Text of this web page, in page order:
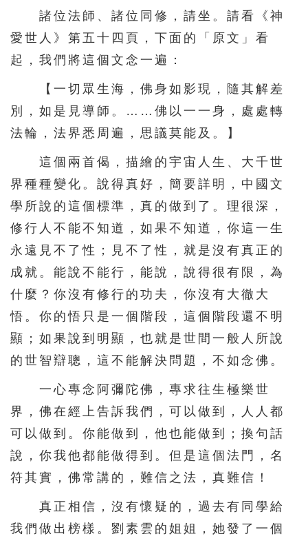
諸位法師、諸位同修，請坐。請看《神
愛世人》第五十四頁，下面的「原文」看
起，我們將這個文念一遍：
【一切眾生海，佛身如影現，隨其解差
別，如是見導師。……佛以一一身，處處轉
法輪，法界悉周遍，思議莫能及。】
這個兩首偈，描繪的宇宙人生、大千世
界種種變化。說得真好，簡要詳明，中國文
學所說的這個標準，真的做到了。理很深，
修行人不能不知道，如果不知道，你這一生
永遠見不了性；見不了性，就是沒有真正的
成就。能說不能行，能說，說得很有限，為
什麼？你沒有修行的功夫，你沒有大徹大
悟。你的悟只是一個階段，這個階段還不明
顯；如果說到明顯，也就是世間一般人所說
的世智辯聰，這不能解決問題，不如念佛。
一心專念阿彌陀佛，專求往生極樂世
界，佛在經上告訴我們，可以做到，人人都
可以做到。你能做到，他也能做到；換句話
說，你我他都能做得到。但是這個法門，名
符其實，佛常講的，難信之法，真難信！
真正相信，沒有懷疑的，過去有同學給
我們做出榜樣。劉素雲的姐姐，她發了一個